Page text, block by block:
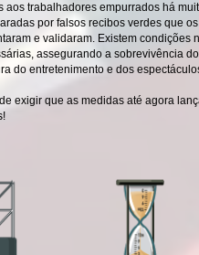
trabalhadores empurrados há
por falsos recibos verdes que
e validaram. Existem condições
assegurando a sobrevivência
do entretenimento e dos
exigir que as medidas até agora